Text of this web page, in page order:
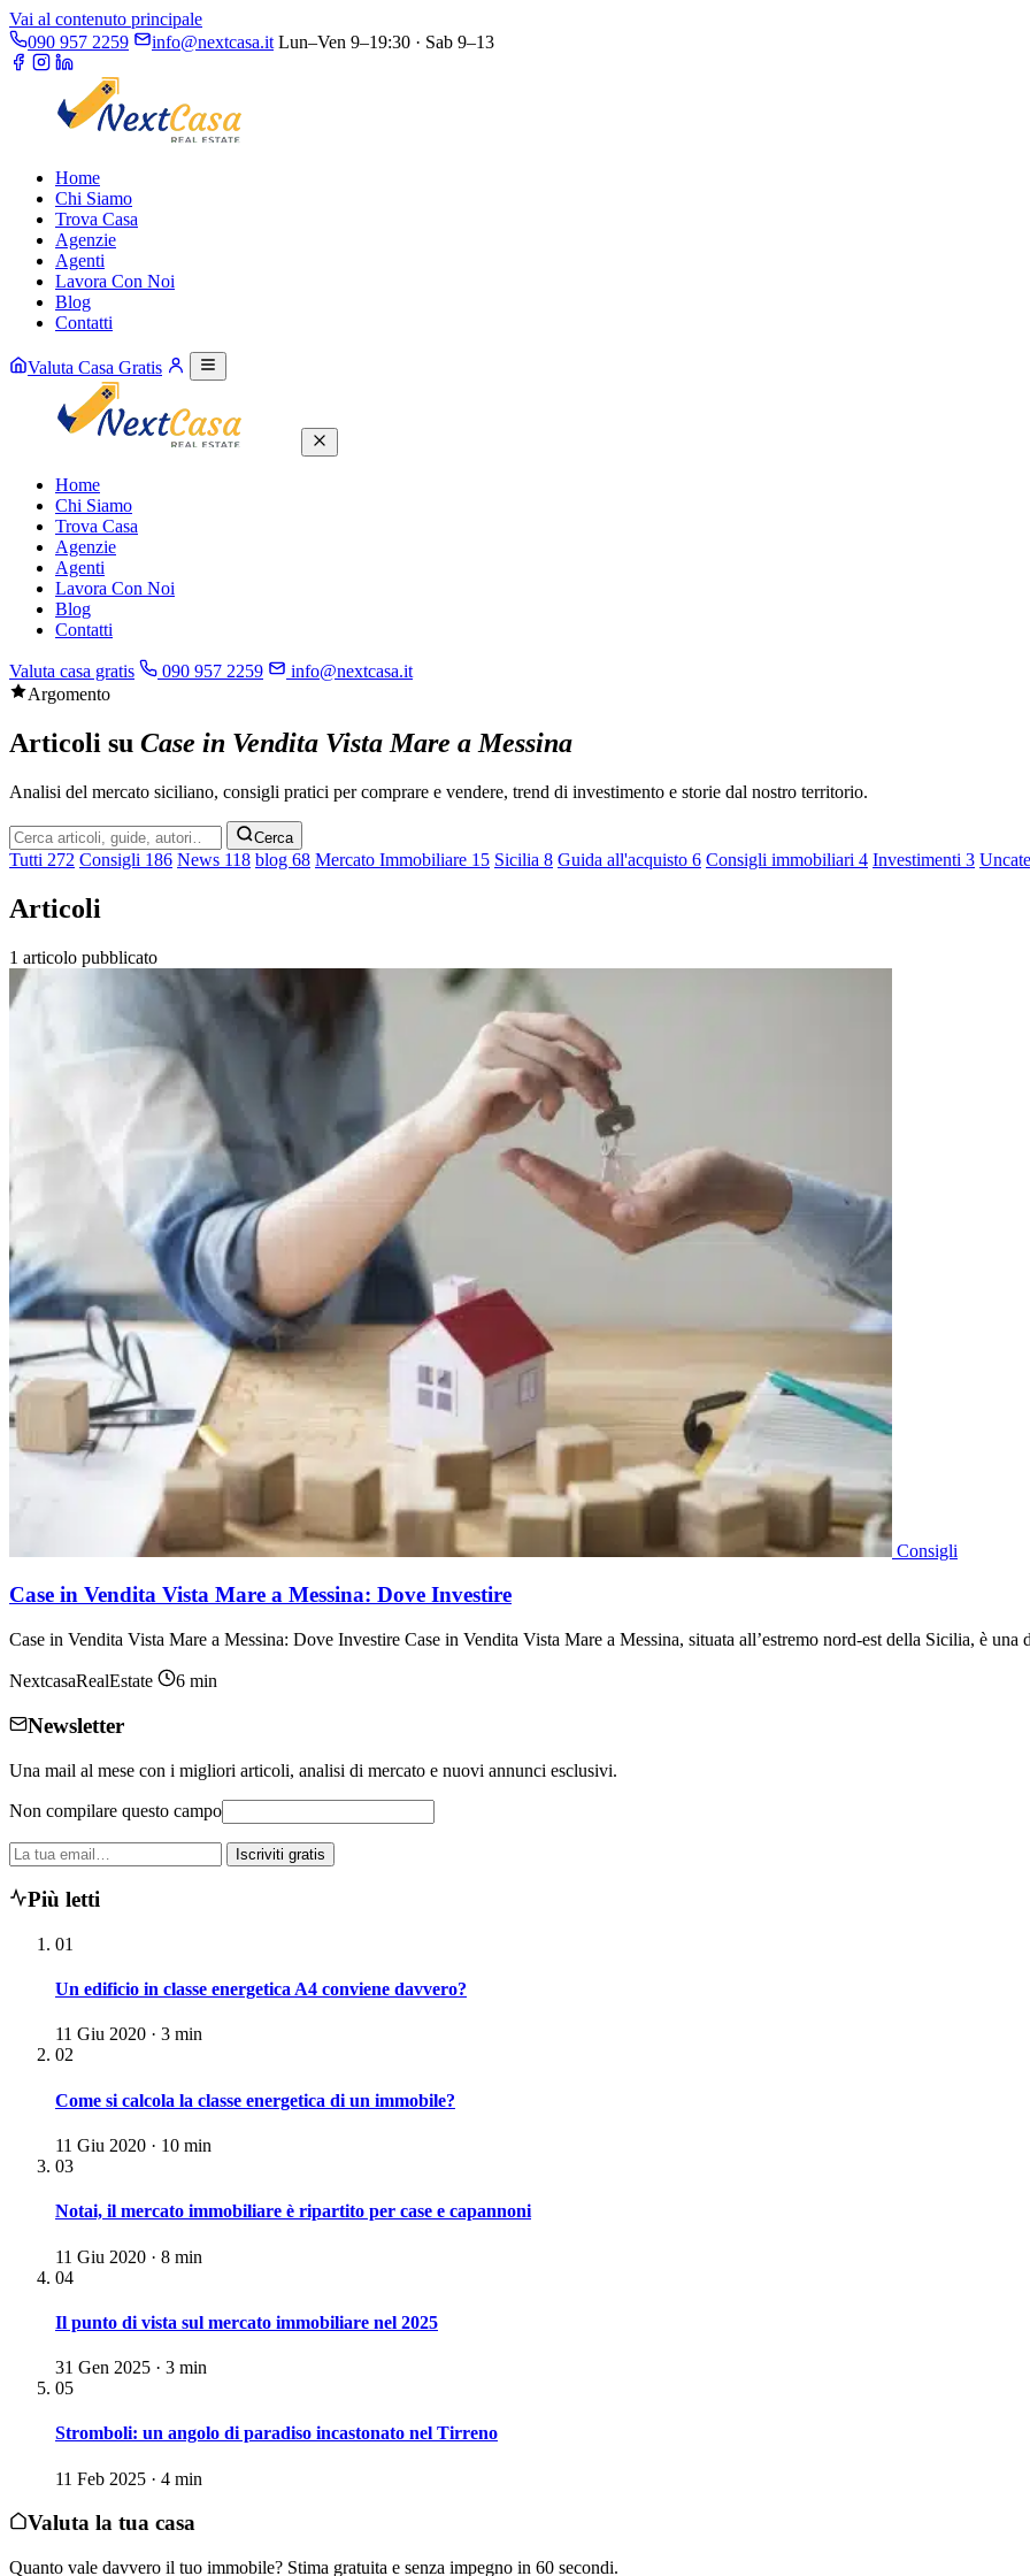
Vai al contenuto principale
090 957 2259
info@nextcasa.it Lun–Ven 9–19:30 · Sab 9–13
Home
Chi Siamo
Trova Casa
Agenzie
Agenti
Lavora Con Noi
Blog
Contatti
Valuta Casa Gratis
Home
Chi Siamo
Trova Casa
Agenzie
Agenti
Lavora Con Noi
Blog
Contatti
Valuta casa gratis 090 957 2259
info@nextcasa.it
Argomento
Articoli su Case in Vendita Vista Mare a Messina
Analisi del mercato siciliano, consigli pratici per comprare e vendere, trend di investimento e storie dal nostro territorio.
Cerca
nel
blog
Cerca
Tutti 272 Consigli 186 News 118 blog 68 Mercato Immobiliare 15 Sicilia 8 Guida all'acquisto 6 Consigli immobiliari 4 Investimenti 3
Articoli
1 articolo pubblicato
Consigli
Case in Vendita Vista Mare a Messina: Dove Investire
Case in Vendita Vista Mare a Messina: Dove Investire Case in Vendita Vista Mare a Messina, situata all’estremo nord-est della Sicilia, è
NextcasaRealEstate 6 min
Newsletter
Una mail al mese con i migliori articoli, analisi di mercato e nuovi annunci esclusivi.
Non compilare questo campo
La
tua
email
Iscriviti gratis
Più letti
01
Un edificio in classe energetica A4 conviene davvero?
11 Giu 2020 · 3 min
02
Come si calcola la classe energetica di un immobile?
11 Giu 2020 · 10 min
03
Notai, il mercato immobiliare è ripartito per case e capannoni
11 Giu 2020 · 8 min
04
Il punto di vista sul mercato immobiliare nel 2025
31 Gen 2025 · 3 min
05
Stromboli: un angolo di paradiso incastonato nel Tirreno
11 Feb 2025 · 4 min
Valuta la tua casa
Quanto vale davvero il tuo immobile? Stima gratuita e senza impegno in 60 secondi.